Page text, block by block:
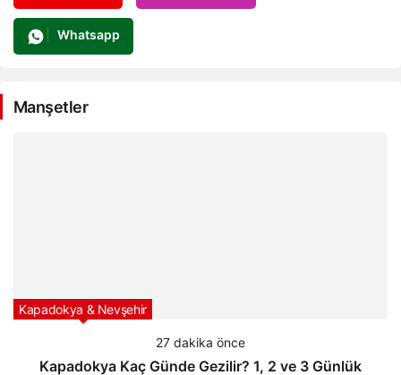
Whatsapp
Manşetler
Kapadokya & Nevşehir
27 dakika önce
Kapadokya Kaç Günde Gezilir? 1, 2 ve 3 Günlük